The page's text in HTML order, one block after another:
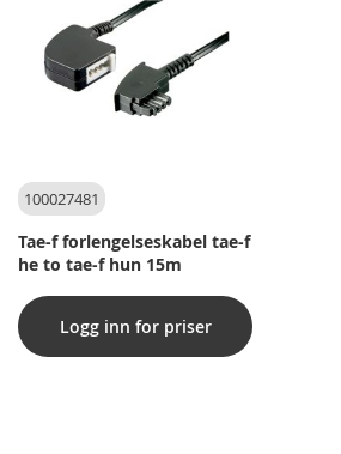
100027481
Tae-f forlengelseskabel tae-f
he to tae-f hun 15m
Logg inn for priser